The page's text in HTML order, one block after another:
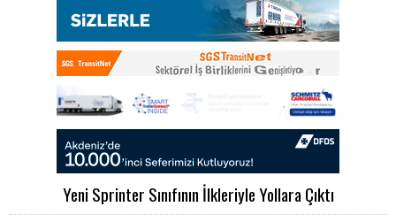
Yeni Sprinter Sınıfının İlkleriyle Yollara Çıktı